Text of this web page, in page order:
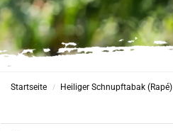
Startseite / Heiliger Schnupftabak (Rapé)